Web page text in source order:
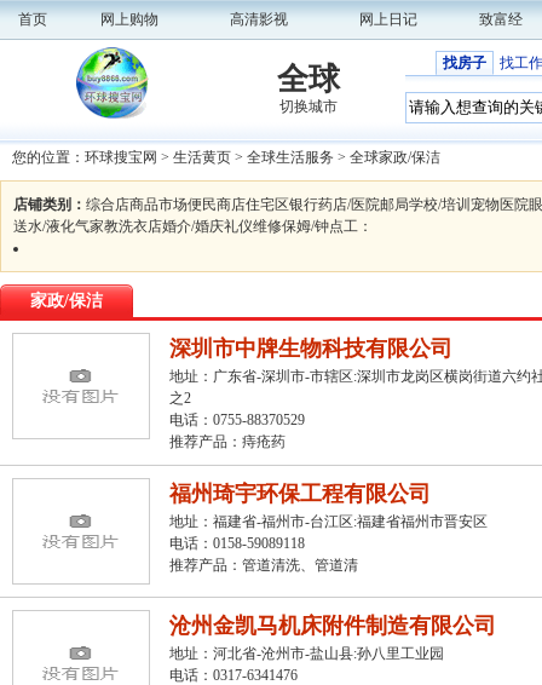
首页 网上购物 高清影视 网上日记 致富经
全球
切换城市
找房子 找工作
您的位置： 环球搜宝网 > 生活黄页 > 全球生活服务 > 全球家政/保洁
店铺类别： 综合店商品市场便民商店住宅区银行药店/医院邮局学校/培训 宠物医院
送水/液化气家教洗衣店婚介/婚庆礼仪维修保姆/钟点工 ：
家政/保洁
深圳市中牌生物科技有限公司
地址：广东省-深圳市-市辖区:深圳市龙岗区横岗街道六约
之2
电话：0755-88370529
推荐产品： 痔疮药
福州琦宇环保工程有限公司
地址：福建省-福州市-台江区:福建省福州市晋安区
电话：0158-59089118
推荐产品： 管道清洗、管道清
沧州金凯马机床附件制造有限公司
地址：河北省-沧州市-盐山县:孙八里工业园
电话：0317-6341476